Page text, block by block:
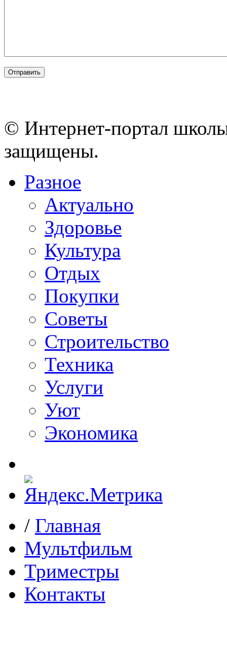
© Интернет-портал
защищены.
Разное
Актуально
Здоровье
Культура
Отдых
Покупки
Советы
Строительство
Техника
Услуги
Уют
Экономика
/ Главная
Мультфильм
Триместры
Контакты